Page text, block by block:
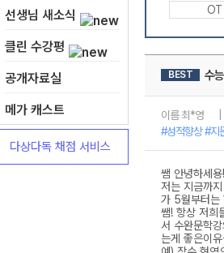
선생님 새소식
클린 수강평
공개자료실
메가 캐스트
다상다독 채점 서비스